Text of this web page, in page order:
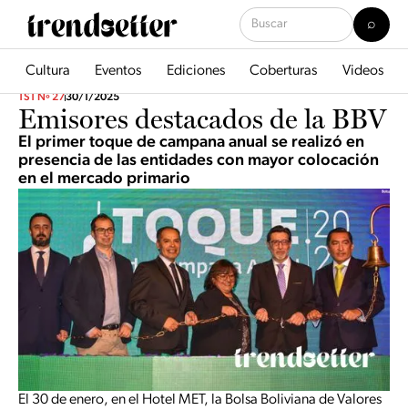
Cultura Eventos Ediciones Coberturas Videos
TST Nº 2730/1/2025
Emisores destacados de la BBV
El primer toque de campana anual se realizó en
presencia de las entidades con mayor colocación
en el mercado primario
El 30 de enero, en el Hotel MET, la Bolsa Boliviana de Valores